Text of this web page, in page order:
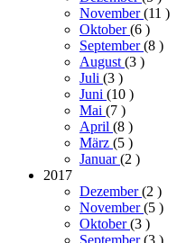
November(11 )
Oktober(6 )
September(8 )
August(3 )
Juli (3 )
Juni (10 )
Mai (7 )
April (8 )
März (5 )
Januar(2 )
2017
Dezember(2 )
November(5 )
Oktober(3 )